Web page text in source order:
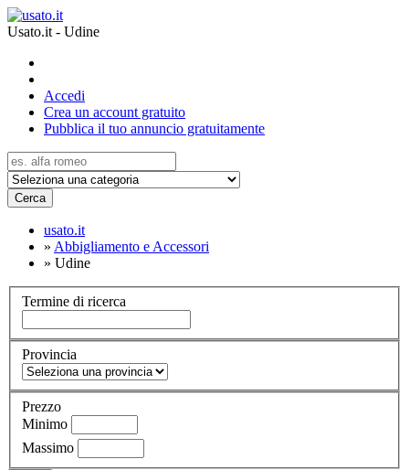
Usato.it - Udine
Accedi
Crea un account gratuito
Pubblica il tuo annuncio gratuitamente
Cerca
usato.it
» Abbigliamento e Accessori
» Udine
Termine di ricerca
Provincia
Prezzo
Minimo
Massimo